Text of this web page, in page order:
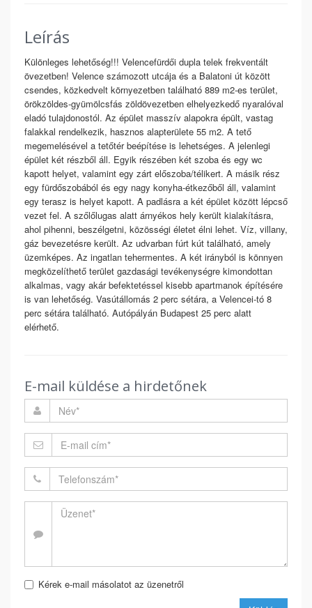
Leírás
Különleges lehetőség!!! Velencefürdői dupla telek frekventált
övezetben! Velence számozott utcája és a Balatoni út között
csendes, közkedvelt környezetben található 889 m2-es terület,
örökzöldes-gyümölcsfás zöldövezetben elhelyezkedő nyaralóval
eladó tulajdonostól. Az épület masszív alapokra épült, vastag
falakkal rendelkezik, hasznos alapterülete 55 m2. A tető
megemelésével a tetőtér beépítése is lehetséges. A jelenlegi
épület két részből áll. Egyik részében két szoba és egy wc
kapott helyet, valamint egy zárt előszoba/télikert. A másik rész
egy fürdőszobából és egy nagy konyha-étkezőből áll, valamint
egy terasz is helyet kapott. A padlásra a két épület között lépcső
vezet fel. A szőlőlugas alatt árnyékos hely került kialakításra,
ahol pihenni, beszélgetni, közösségi életet élni lehet. Víz, villany,
gáz bevezetésre került. Az udvarban fúrt kút található, amely
üzemképes. Az ingatlan tehermentes. A két irányból is könnyen
megközelíthető terület gazdasági tevékenységre kimondottan
alkalmas, vagy akár befektetéssel kisebb apartmanok építésére
is van lehetőség. Vasútállomás 2 perc sétára, a Velencei-tó 8
perc sétára található. Autópályán Budapest 25 perc alatt
elérhető.
E-mail küldése a hirdetőnek
Kérek e-mail másolatot az üzenetről